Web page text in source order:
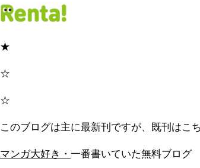
★
☆
☆
このブログは主に最新刊ですが、既刊はこち
マンガ大好き・ 一番書いていた無料ブログ